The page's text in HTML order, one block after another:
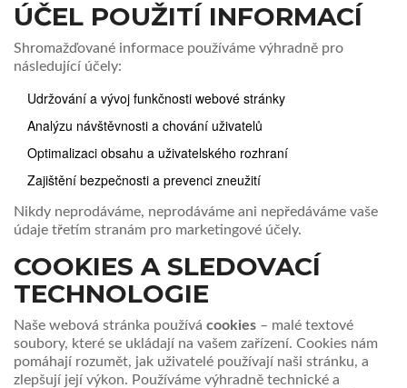
ÚČEL POUŽITÍ INFORMACÍ
Shromažďované informace používáme výhradně pro
následující účely:
Udržování a vývoj funkčnosti webové stránky
Analýzu návštěvnosti a chování uživatelů
Optimalizaci obsahu a uživatelského rozhraní
Zajištění bezpečnosti a prevenci zneužití
Nikdy neprodáváme, neprodáváme ani nepředáváme vaše
údaje třetím stranám pro marketingové účely.
COOKIES A SLEDOVACÍ
TECHNOLOGIE
Naše webová stránka používá cookies – malé textové
soubory, které se ukládají na vašem zařízení. Cookies nám
pomáhají rozumět, jak uživatelé používají naši stránku, a
zlepšují její výkon. Používáme výhradně technické a